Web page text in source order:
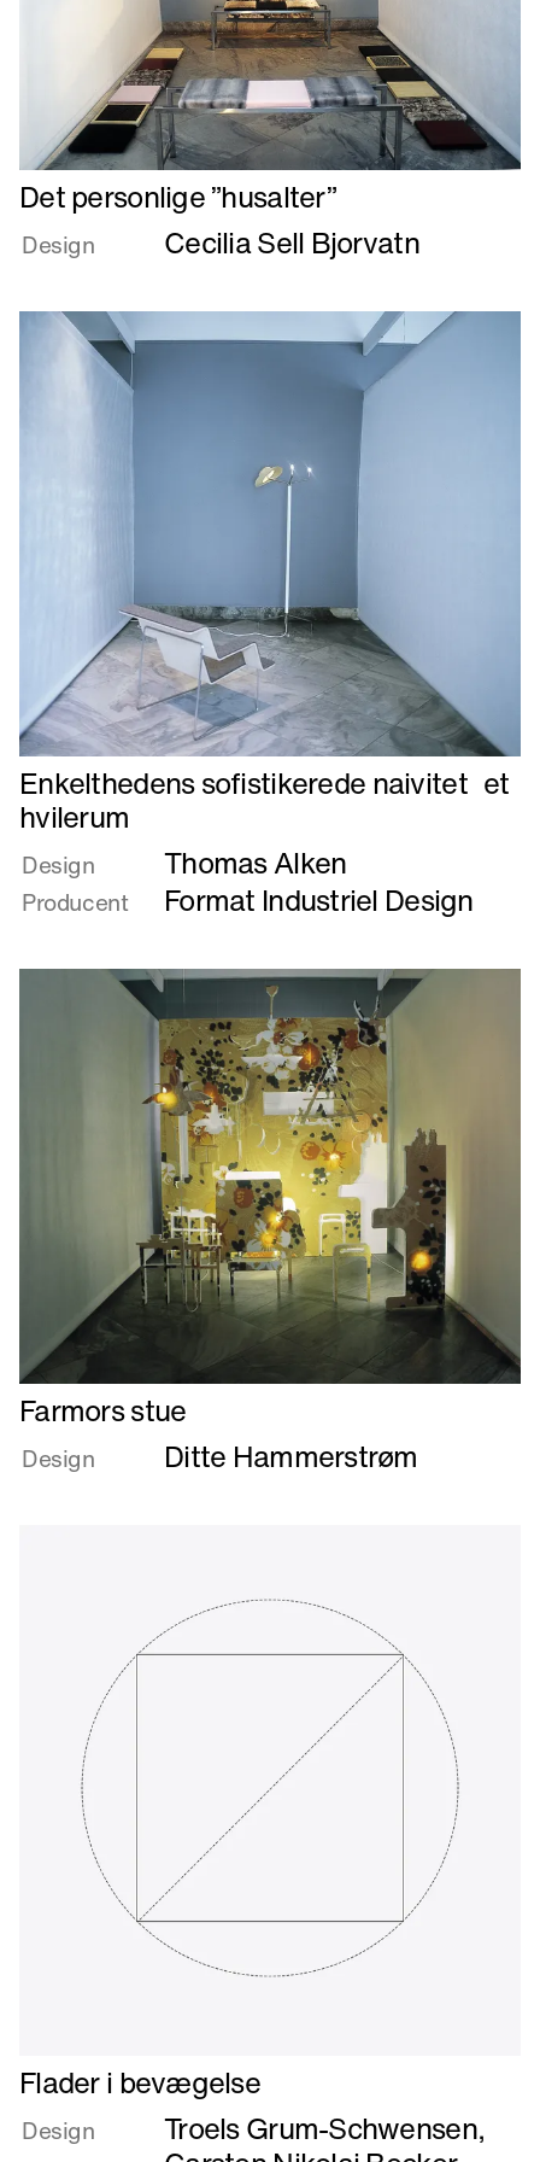
Læs
mere
om
”husalter”
Det personlige ”husalter”
Design Cecilia Sell Bjorvatn
Læs
mere
om
Enkelthedens
sofistikerede
naivitet
hvilerum
Enkelthedens sofistikerede naivitet et
hvilerum
Design Thomas Alken
Producent Format Industriel Design
Læs
mere
om
Farmors stue
Design Ditte Hammerstrøm
Læs
mere
om
Flader i bevægelse
Design Troels Grum-Schwensen,